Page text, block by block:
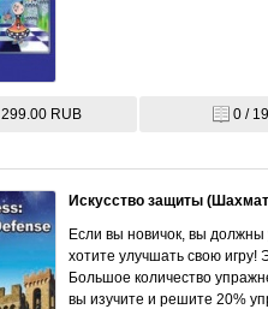
299.00 RUB 0 /
Искусство защиты
Если вы новичок, вы должны
хотите улучшать свою
Большое количество
вы изучите и решите 20%